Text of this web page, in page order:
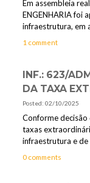
Em assembleia
ENGENHARIA foi
infraestrutura, em
1 comment
INF.: 623/
DA TAXA
Posted: 02/10/2025
Conforme decisão
taxas
infraestrutura e
0 comments